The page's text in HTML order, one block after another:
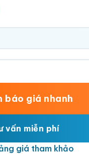
báo giá nhanh
vấn miễn phí
giá tham khảo